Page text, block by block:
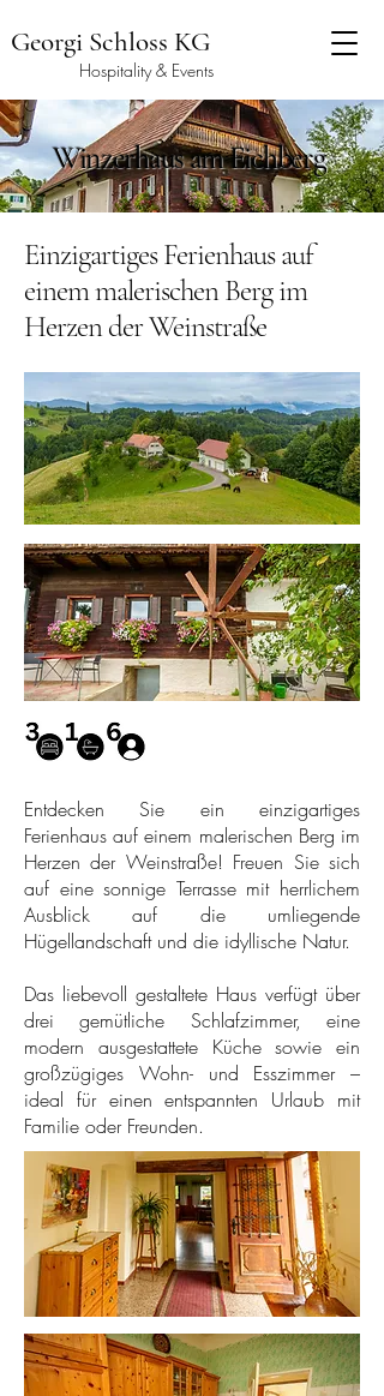
Georgi Schloss KG
Hospitality & Events
Winzerhaus am Eichberg
Einzigartiges Ferienhaus auf
einem malerischen Berg im
Herzen der Weinstraße
Entdecken Sie ein einzigartiges
Ferienhaus auf einem malerischen Berg im
Herzen der Weinstraße! Freuen Sie sich
auf eine sonnige Terrasse mit herrlichem
Ausblick auf die umliegende
Hügellandschaft und die idyllische Natur.
Das liebevoll gestaltete Haus verfügt über
drei gemütliche Schlafzimmer, eine
modern ausgestattete Küche sowie ein
großzügiges Wohn- und Esszimmer –
ideal für einen entspannten Urlaub mit
Familie oder Freunden.